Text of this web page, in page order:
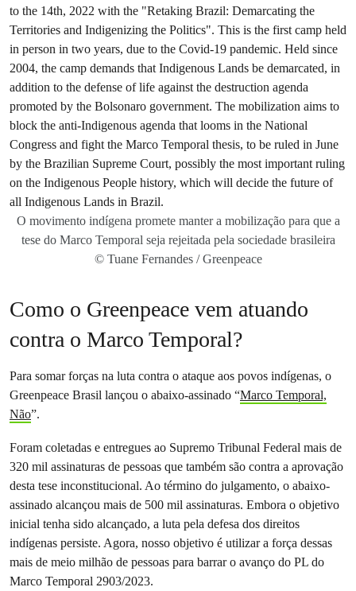
O movimento indígena promete manter a mobilização para que a
tese do Marco Temporal seja rejeitada pela sociedade brasileira
© Tuane Fernandes / Greenpeace
Como o Greenpeace vem atuando
contra o Marco Temporal?
Para somar forças na luta contra o ataque aos povos indígenas, o
Greenpeace Brasil lançou o abaixo-assinado “Marco Temporal,
Não”.
Foram coletadas e entregues ao Supremo Tribunal Federal mais de
320 mil assinaturas de pessoas que também são contra a aprovação
desta tese inconstitucional. Ao término do julgamento, o abaixo-
assinado alcançou mais de 500 mil assinaturas. Embora o objetivo
inicial tenha sido alcançado, a luta pela defesa dos direitos
indígenas persiste. Agora, nosso objetivo é utilizar a força dessas
mais de meio milhão de pessoas para barrar o avanço do PL do
Marco Temporal 2903/2023.